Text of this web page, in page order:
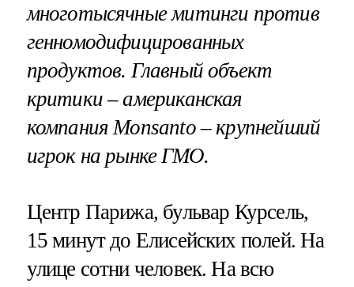
многотысячные митинги против
генномодифицированных
продуктов. Главный объект
критики – американская
компания Monsanto – крупнейший
игрок на рынке ГМО.
Центр Парижа, бульвар Курсель,
15 минут до Елисейских полей. На
улице сотни человек. На всю